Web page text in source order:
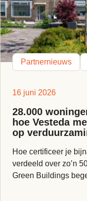
Partnernieuws
16 juni 2026
28.000
hoe Vesteda
op
Hoe certificeer je
verdeeld over zo’n
Green Buildings